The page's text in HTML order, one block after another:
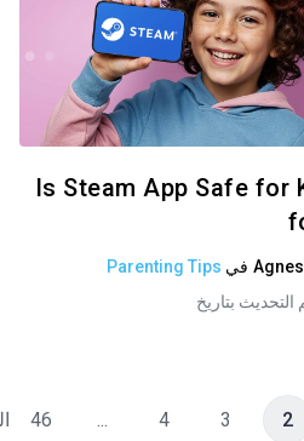
تويتر
Is Steam App Safe for
في Parenting Tips
2
3
4
...
46